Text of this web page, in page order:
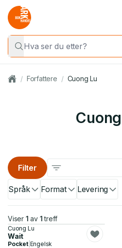
/ Forfattere / Cuong Lu
Språk Format Levering
Filter
Viser 1 av 1 treff
Cuong Lu
Wait
Pocket| Engelsk